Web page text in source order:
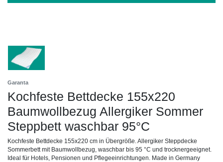
Garanta
Kochfeste Bettdecke 155x220
Baumwollbezug Allergiker Sommer
Steppbett waschbar 95°C
Kochfeste Bettdecke 155x220 cm in Übergröße. Allergiker Steppdecke
Sommerbett mit Baumwollbezug, waschbar bis 95 °C und trocknergeeignet.
Ideal für Hotels, Pensionen und Pflegeeinrichtungen. Made in Germany